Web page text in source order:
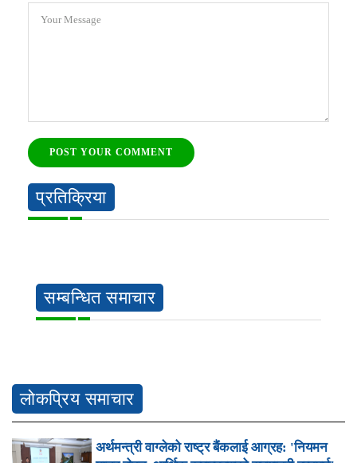
Your Message
POST YOUR COMMENT
प्रतिक्रिया
सम्बन्धित समाचार
लोकप्रिय समाचार
अर्थमन्त्री वाग्लेको राष्ट्र बैंकलाई आग्रह: 'नियमन